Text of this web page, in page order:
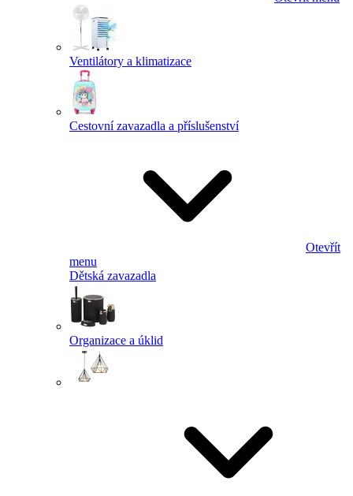
Ventilátory a klimatizace
Cestovní zavazadla a příslušenství
Otevřít
menu
Dětská zavazadla
Organizace a úklid